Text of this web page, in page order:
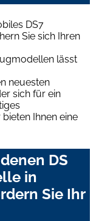
DS7
Sie sich Ihren
lässt
neuesten
sich für ein
Ihnen eine
DS
in
Sie Ihr